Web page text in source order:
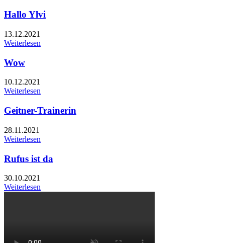
Hallo Ylvi
13.12.2021
Weiterlesen
Wow
10.12.2021
Weiterlesen
Geitner-Trainerin
28.11.2021
Weiterlesen
Rufus ist da
30.10.2021
Weiterlesen